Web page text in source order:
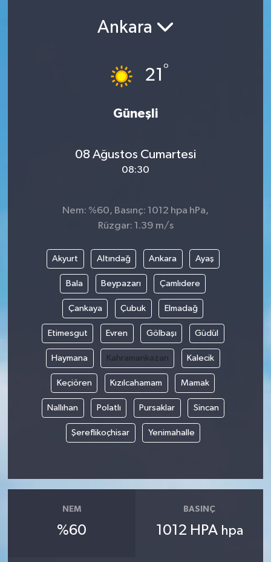
Ankara
21°
Güneşli
08 Ağustos Cumartesi
08:30
Nem: %60, Basınç: 1012 hpa hPa,
Rüzgar: 1.39 m/s
Akyurt Altındağ Ankara Ayaş
Bala Beypazarı Çamlıdere
Çankaya Çubuk Elmadağ
Etimesgut Evren Gölbaşı Güdül
Haymana Kahramankazan Kalecik
Keçiören Kızılcahamam Mamak
Nallıhan Polatlı Pursaklar Sincan
Şereflikoçhisar Yenimahalle
NEM
%60
BASINÇ
1012 HPA hpa